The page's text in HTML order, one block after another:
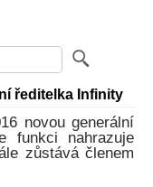
ředitelka Infinity
novou generální
funkci nahrazuje
zůstává členem